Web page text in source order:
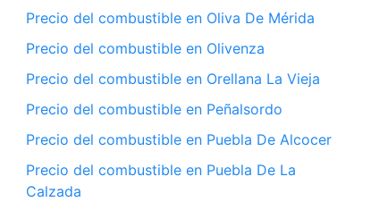
Precio del combustible en Oliva De Mérida
Precio del combustible en Olivenza
Precio del combustible en Orellana La Vieja
Precio del combustible en Peñalsordo
Precio del combustible en Puebla De Alcocer
Precio del combustible en Puebla De La
Calzada